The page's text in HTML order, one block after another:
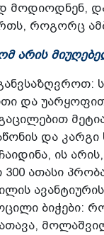
მოდიოდნენ,
როგორც
არის
და
და კარგი
ის
300 ათასი
ბიჭები: